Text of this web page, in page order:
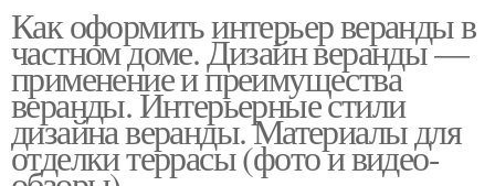
Как оформить интерьер веранды в
частном доме. Дизайн веранды —
применение и преимущества
веранды. Интерьерные стили
дизайна веранды. Материалы для
отделки террасы (фото и видео-